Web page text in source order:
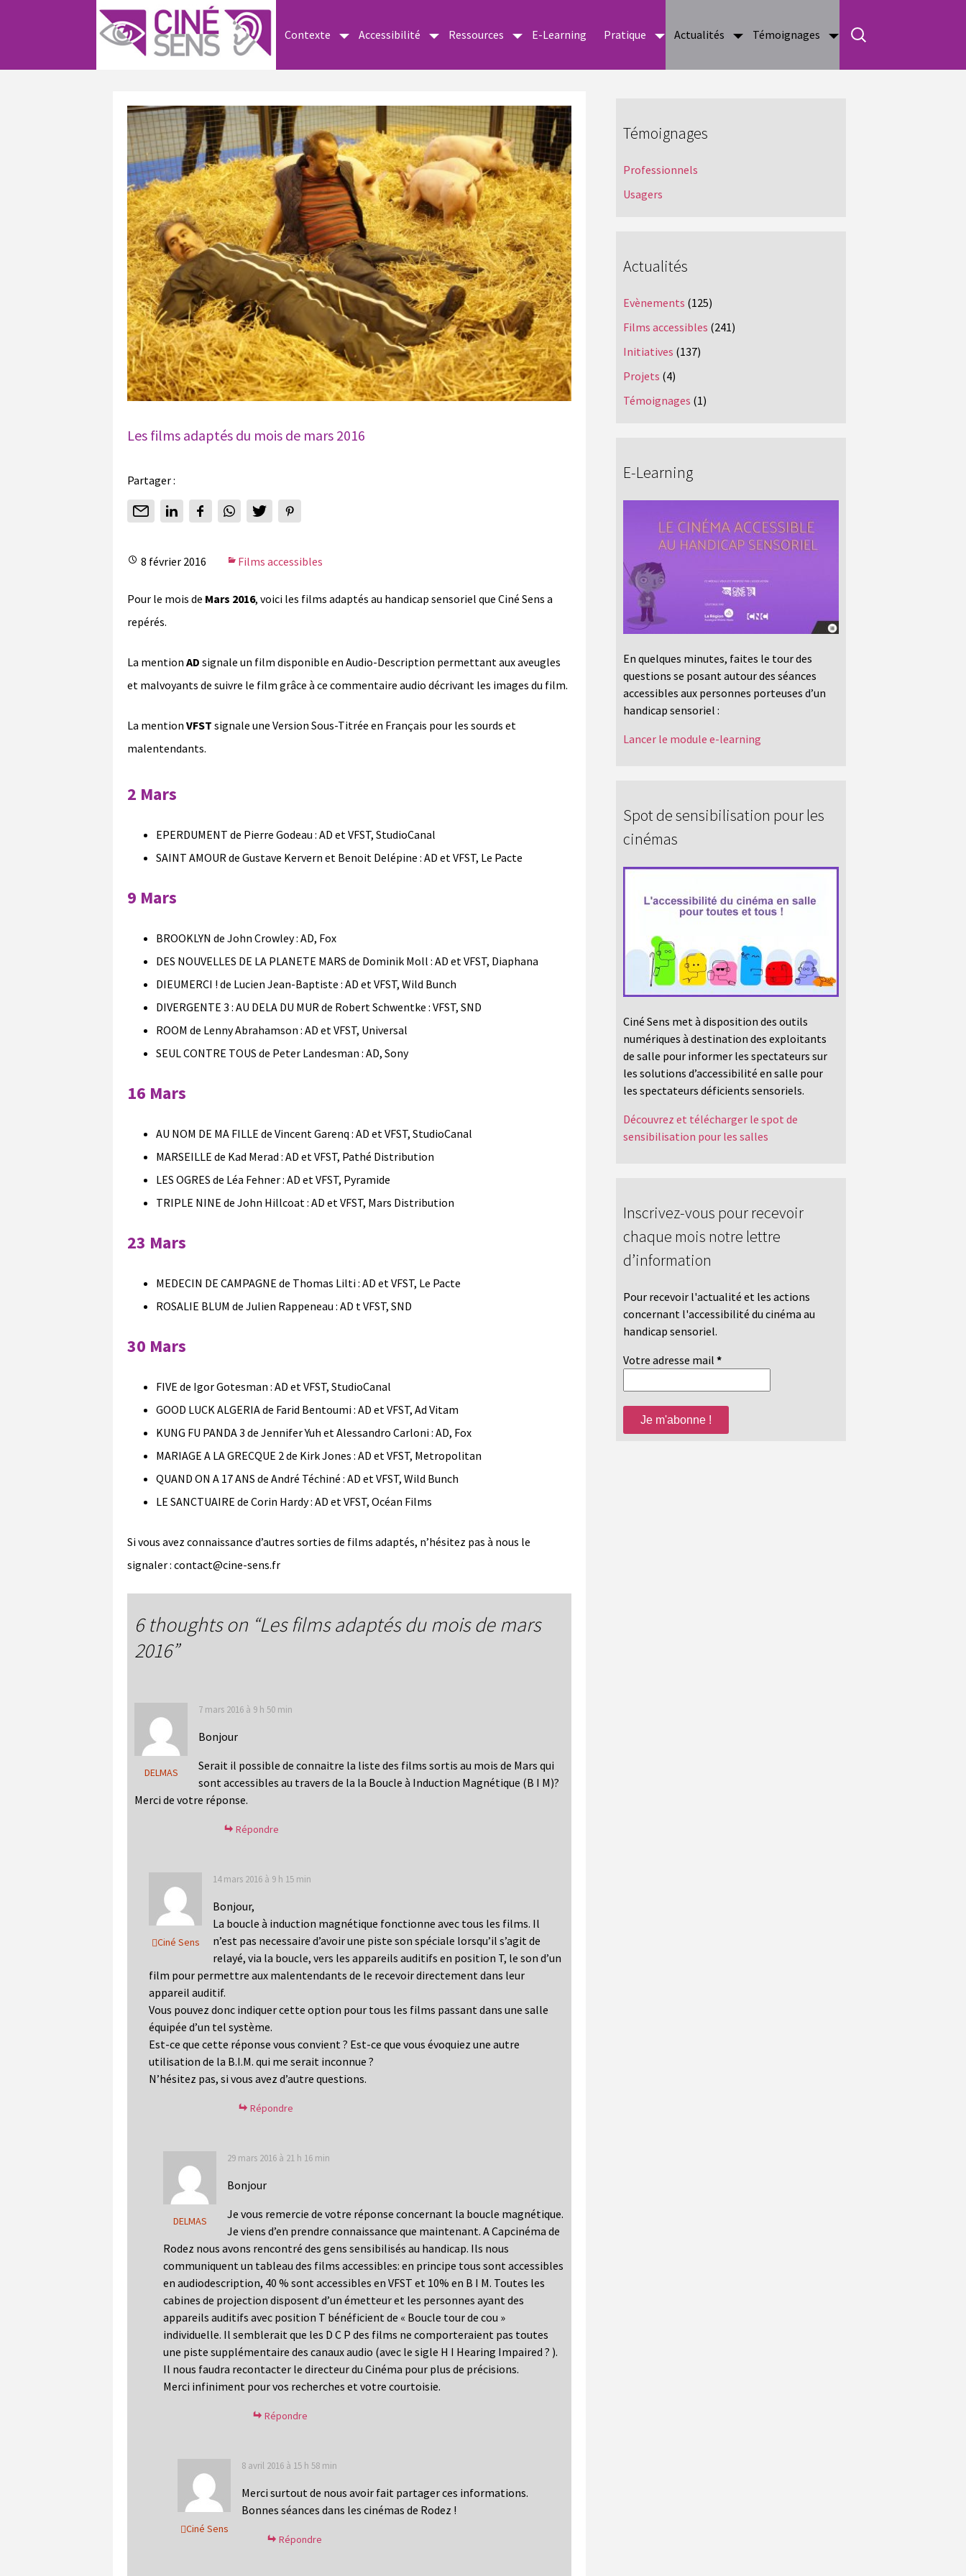
Contexte Accessibilité Ressources E-Learning Pratique Actualités Témoignages
Les films adaptés du mois de mars 2016
Partager :
8 février 2016 Films accessibles
Pour le mois de Mars 2016, voici les films adaptés au handicap sensoriel que Ciné Sens a
repérés.
La mention AD signale un film disponible en Audio-Description permettant aux aveugles
et malvoyants de suivre le film grâce à ce commentaire audio décrivant les images du film.
La mention VFST signale une Version Sous-Titrée en Français pour les sourds et
malentendants.
2 Mars
EPERDUMENT de Pierre Godeau : AD et VFST, StudioCanal
SAINT AMOUR de Gustave Kervern et Benoit Delépine : AD et VFST, Le Pacte
9 Mars
BROOKLYN de John Crowley : AD, Fox
DES NOUVELLES DE LA PLANETE MARS de Dominik Moll : AD et VFST, Diaphana
DIEUMERCI ! de Lucien Jean-Baptiste : AD et VFST, Wild Bunch
DIVERGENTE 3 : AU DELA DU MUR de Robert Schwentke : VFST, SND
ROOM de Lenny Abrahamson : AD et VFST, Universal
SEUL CONTRE TOUS de Peter Landesman : AD, Sony
16 Mars
AU NOM DE MA FILLE de Vincent Garenq : AD et VFST, StudioCanal
MARSEILLE de Kad Merad : AD et VFST, Pathé Distribution
LES OGRES de Léa Fehner : AD et VFST, Pyramide
TRIPLE NINE de John Hillcoat : AD et VFST, Mars Distribution
23 Mars
MEDECIN DE CAMPAGNE de Thomas Lilti : AD et VFST, Le Pacte
ROSALIE BLUM de Julien Rappeneau : AD t VFST, SND
30 Mars
FIVE de Igor Gotesman : AD et VFST, StudioCanal
GOOD LUCK ALGERIA de Farid Bentoumi : AD et VFST, Ad Vitam
KUNG FU PANDA 3 de Jennifer Yuh et Alessandro Carloni : AD, Fox
MARIAGE A LA GRECQUE 2 de Kirk Jones : AD et VFST, Metropolitan
QUAND ON A 17 ANS de André Téchiné : AD et VFST, Wild Bunch
LE SANCTUAIRE de Corin Hardy : AD et VFST, Océan Films
Si vous avez connaissance d’autres sorties de films adaptés, n’hésitez pas à nous le
signaler : contact@cine-sens.fr
6 thoughts on “Les films adaptés du mois de mars
2016”
DELMAS
7 mars 2016 à 9 h 50 min
Bonjour
Serait il possible de connaitre la liste des films sortis au mois de Mars qui
sont accessibles au travers de la la Boucle à Induction Magnétique (B I M)?
Merci de votre réponse.
Répondre
Ciné Sens
14 mars 2016 à 9 h 15 min
Bonjour,
La boucle à induction magnétique fonctionne avec tous les films. Il
n’est pas necessaire d’avoir une piste son spéciale lorsqu’il s’agit de
relayé, via la boucle, vers les appareils auditifs en position T, le son d’un
film pour permettre aux malentendants de le recevoir directement dans leur
appareil auditif.
Vous pouvez donc indiquer cette option pour tous les films passant dans une salle
équipée d’un tel système.
Est-ce que cette réponse vous convient ? Est-ce que vous évoquiez une autre
utilisation de la B.I.M. qui me serait inconnue ?
N’hésitez pas, si vous avez d’autre questions.
Répondre
DELMAS
29 mars 2016 à 21 h 16 min
Bonjour
Je vous remercie de votre réponse concernant la boucle magnétique.
Je viens d’en prendre connaissance que maintenant. A Capcinéma de
Rodez nous avons rencontré des gens sensibilisés au handicap. Ils nous
communiquent un tableau des films accessibles: en principe tous sont accessibles
en audiodescription, 40 % sont accessibles en VFST et 10% en B I M. Toutes les
cabines de projection disposent d’un émetteur et les personnes ayant des
appareils auditifs avec position T bénéficient de « Boucle tour de cou »
individuelle. Il semblerait que les D C P des films ne comporteraient pas toutes
une piste supplémentaire des canaux audio (avec le sigle H I Hearing Impaired ? ).
Il nous faudra recontacter le directeur du Cinéma pour plus de précisions.
Merci infiniment pour vos recherches et votre courtoisie.
Répondre
Ciné Sens
8 avril 2016 à 15 h 58 min
Merci surtout de nous avoir fait partager ces informations.
Bonnes séances dans les cinémas de Rodez !
Répondre
Témoignages
Professionnels
Usagers
Actualités
Evènements (125)
Films accessibles (241)
Initiatives (137)
Projets (4)
Témoignages (1)
E-Learning
En quelques minutes, faites le tour des
questions se posant autour des séances
accessibles aux personnes porteuses d’un
handicap sensoriel :
Lancer le module e-learning
Spot de sensibilisation pour les
cinémas
Ciné Sens met à disposition des outils
numériques à destination des exploitants
de salle pour informer les spectateurs sur
les solutions d’accessibilité en salle pour
les spectateurs déficients sensoriels.
Découvrez et télécharger le spot de
sensibilisation pour les salles
Inscrivez-vous pour recevoir
chaque mois notre lettre
d’information
Pour recevoir l'actualité et les actions
concernant l'accessibilité du cinéma au
handicap sensoriel.
Votre adresse mail *